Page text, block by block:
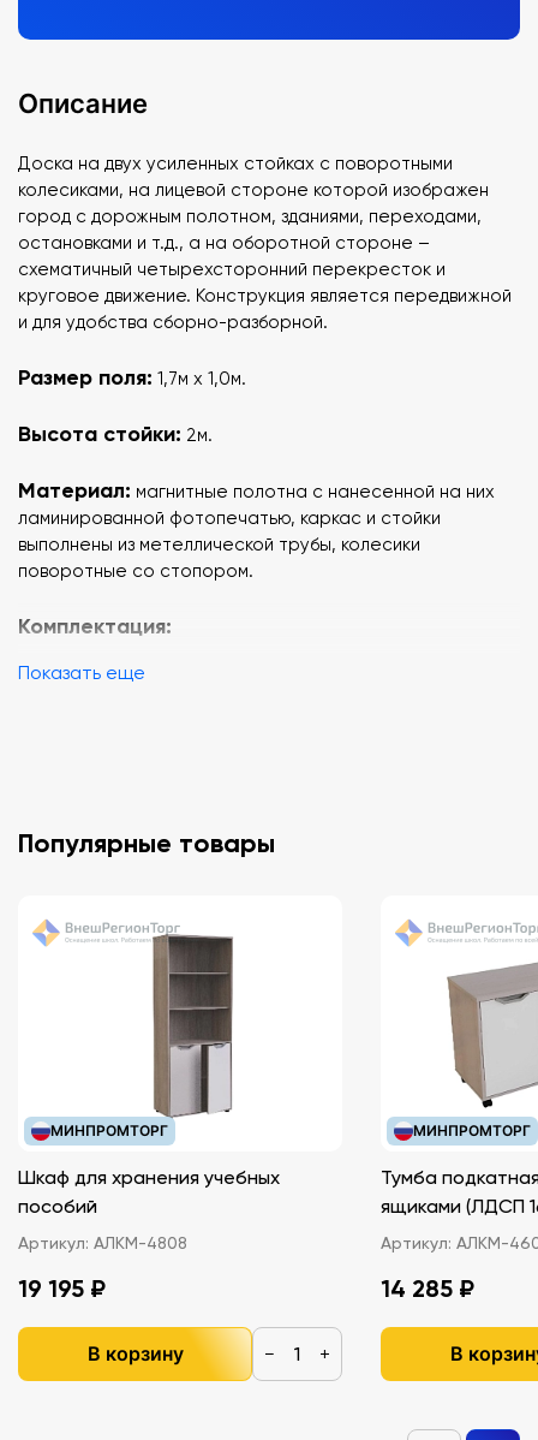
Описание
Доска на двух усиленных стойках с поворотными
колесиками, на лицевой стороне которой изображен
город с дорожным полотном, зданиями, переходами,
остановками и т.д., а на оборотной стороне –
схематичный четырехсторонний перекресток и
круговое движение. Конструкция является передвижной
и для удобства сборно-разборной.
Размер поля: 1,7м х 1,0м.
Высота стойки: 2м.
Материал: магнитные полотна с нанесенной на них
ламинированной фотопечатью, каркас и стойки
выполнены из метеллической трубы, колесики
поворотные со стопором.
Комплектация:
двухсторонняя магнитно-маркерная доска;
Показать еще
Популярные товары
МИНПРОМТОРГ
Шкаф для хранения учебных
пособий
Артикул: АЛКМ-4808
19 195 ₽
В корзину − +
МИНПРОМТОРГ
Тумба
ящиками
Артикул: АЛКМ-
14 285 ₽
В